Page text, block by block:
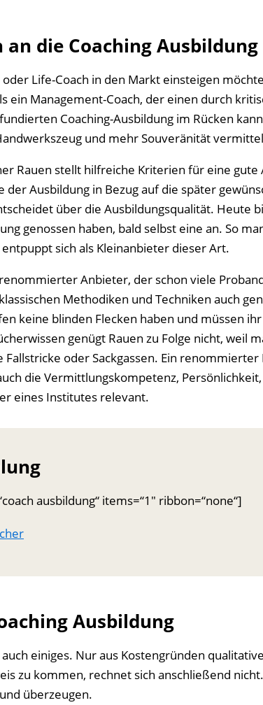
die Coaching Ausbildung
oder Life-Coach in den Markt einsteigen
ein Management-Coach, der einen durch
Coaching-Ausbildung im Rücken
und mehr Souveränität
Rauen stellt hilfreiche Kriterien für eine gute
Ausbildung in Bezug auf die später
über die Ausbildungsqualität. Heute
genossen haben, bald selbst eine an. So
sich als Kleinanbieter dieser Art.
Anbieter, der schon viele
Methodiken und Techniken auch
keine blinden Flecken haben und müssen
genügt Rauen zu Folge nicht, weil
oder Sackgassen. Ein
die Vermittlungskompetenz,
eines Institutes relevant.
ausbildung“ items=“1″ ribbon=“none“]
Ausbildung
einiges. Nur aus Kostengründen
zu kommen, rechnet sich anschließend
überzeugen.